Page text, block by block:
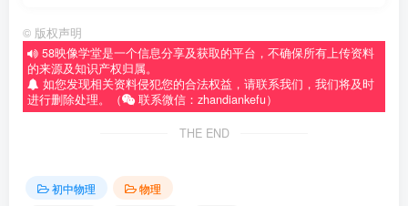
© 版权声明
58映像学堂是一个信息分享及获取的平台，不确保所有上传资料
的来源及知识产权归属。
如您发现相关资料侵犯您的合法权益，请联系我们，我们将及时
进行删除处理。（
联系微信：zhandiankefu）
THE END
初中物理
物理